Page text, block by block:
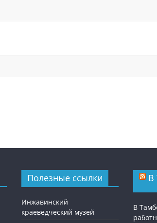
Полезные ссылки
Инжавинский
краеведческий музей
В
В